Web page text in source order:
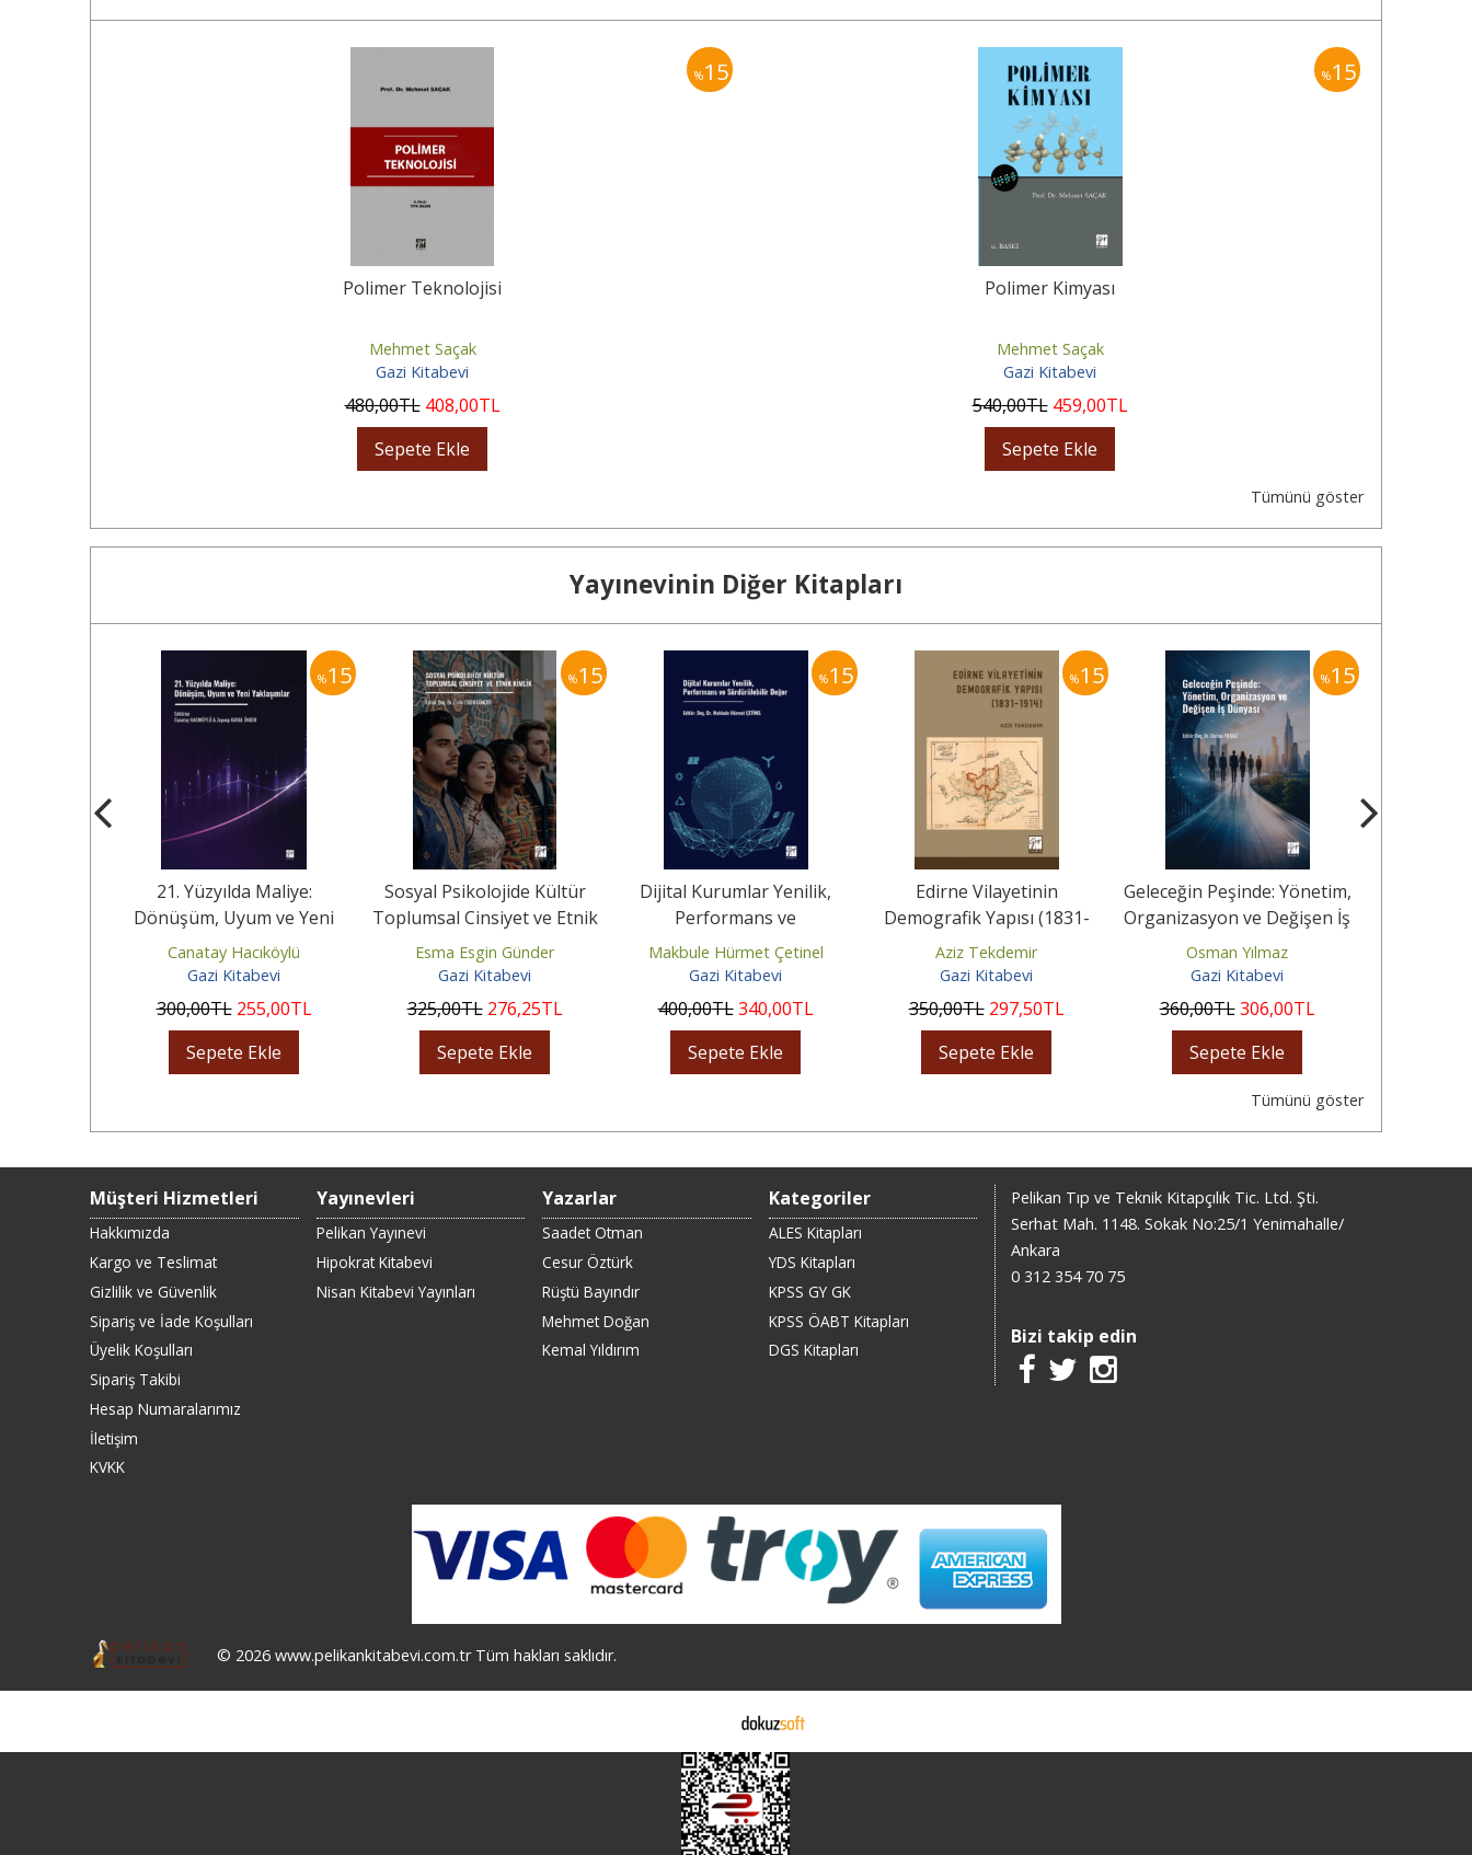
%15
Polimer Teknolojisi
Mehmet Saçak
Gazi Kitabevi
480,00TL 408,00TL
Sepete Ekle
%15
Polimer Kimyası
Mehmet Saçak
Gazi Kitabevi
540,00TL 459,00TL
Sepete Ekle
Tümünü göster
Yayınevinin Diğer Kitapları
%15
21. Yüzyılda Maliye:
Dönüşüm, Uyum ve Yeni
Yaklaşımlar
Canatay Hacıköylü
Gazi Kitabevi
300,00TL 255,00TL
Sepete Ekle
%15
Sosyal Psikolojide Kültür
Toplumsal Cinsiyet ve Etnik
Kimlik
Esma Esgin Günder
Gazi Kitabevi
325,00TL 276,25TL
Sepete Ekle
%15
Dijital Kurumlar Yenilik,
Performans ve
Sürdürülebilir Değer
Makbule Hürmet Çetinel
Gazi Kitabevi
400,00TL 340,00TL
Sepete Ekle
%15
Edirne Vilayetinin
Demografik Yapısı (1831-
1914)
Aziz Tekdemir
Gazi Kitabevi
350,00TL 297,50TL
Sepete Ekle
%15
Geleceğin Peşinde: Yönetim,
Organizasyon ve Değişen İş
Dünyası
Osman Yılmaz
Gazi Kitabevi
360,00TL 306,00TL
Sepete Ekle
Tümünü göster
Müşteri Hizmetleri
Hakkımızda
Kargo ve Teslimat
Gizlilik ve Güvenlik
Sipariş ve İade Koşulları
Üyelik Koşulları
Sipariş Takibi
Hesap Numaralarımız
İletişim
KVKK
Yayınevleri
Pelikan Yayınevi
Hipokrat Kitabevi
Nisan Kitabevi Yayınları
Yazarlar
Saadet Otman
Cesur Öztürk
Rüştü Bayındır
Mehmet Doğan
Kemal Yıldırım
Kategoriler
ALES Kitapları
YDS Kitapları
KPSS GY GK
KPSS ÖABT Kitapları
DGS Kitapları
Pelikan Tıp ve Teknik Kitapçılık Tic. Ltd. Şti.
Serhat Mah. 1148. Sokak No:25/1 Yenimahalle/
Ankara
0 312 354 70 75
Bizi takip edin
© 2026 www.pelikankitabevi.com.tr Tüm hakları saklıdır.